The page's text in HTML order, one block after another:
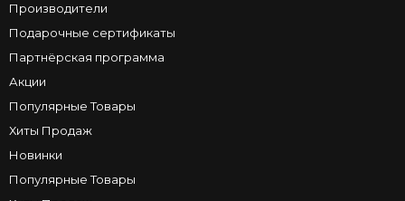
Производители
Подарочные сертификаты
Партнёрская программа
Акции
Популярные Товары
Хиты Продаж
Новинки
Популярные Товары